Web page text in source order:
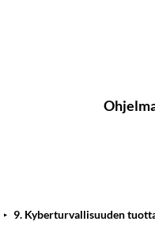
9. Kyberturvallisuuden